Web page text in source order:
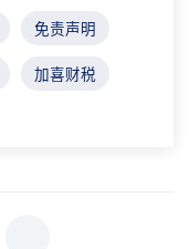
免责声明
加喜财税